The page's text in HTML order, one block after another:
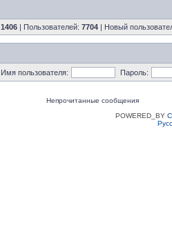
1406 | Пользователей: 7704 | Новый
Имя пользователя: Пароль:
Непрочитанные сообщения
POWERED_BY